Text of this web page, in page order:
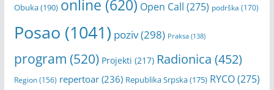
Obuka(190) online (620) Open Call (275) podrška (170)
Posao (1041) poziv(298) Praksa(138)
program (520) Projekti (217) Radionica (452)
Region(156) repertoar(236) Republika Srpska(175) RYCO(275)